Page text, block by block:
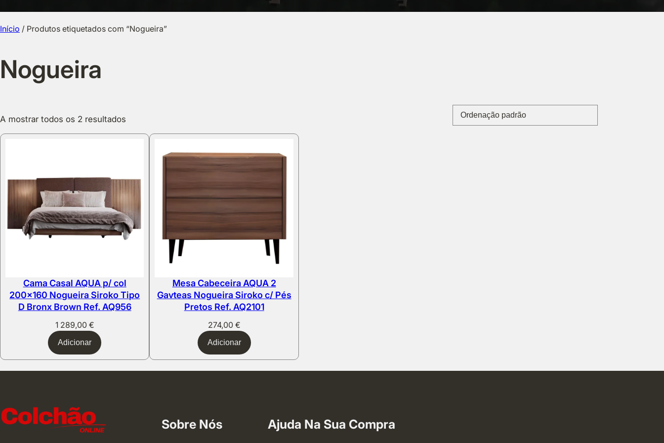
Início / Produtos etiquetados com “Nogueira”
Nogueira
A mostrar todos os 2 resultados
Cama Casal AQUA p/ col
200×160 Nogueira Siroko Tipo
D Bronx Brown Ref. AQ956
1 289,00 €
Adicionar
Mesa Cabeceira AQUA 2
Gavteas Nogueira Siroko c/ Pés
Pretos Ref. AQ2101
274,00 €
Adicionar
Sobre Nós Ajuda Na Sua Compra